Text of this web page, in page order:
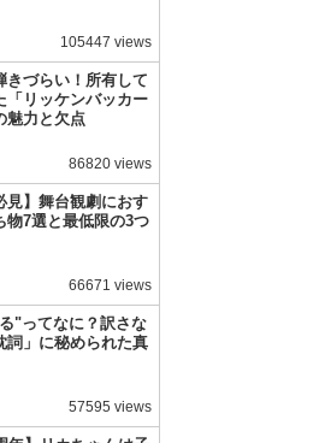
105447 views
きづらい！所有して
「リッケンバッカー
魅力と欠点
86820 views
見】舞台観劇におす
物7選と最低限の3つ
66671 views
"ってなに？訳さな
詞」に秘められた真
57595 views